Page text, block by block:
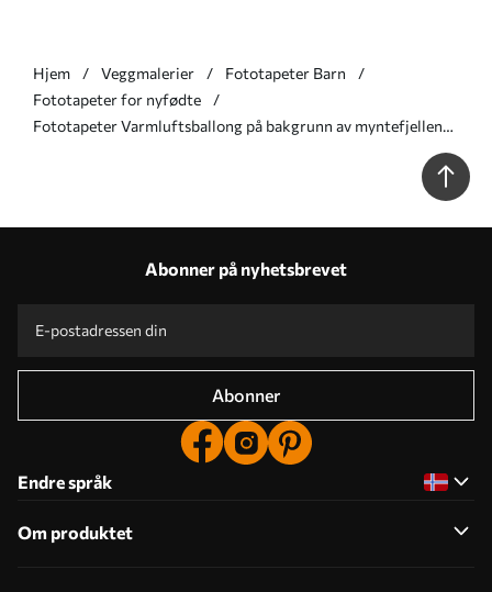
Hjem Veggmalerier
Fototapeter Barn
Fototapeter for nyfødte
Fototapeter Varmluftsballong på bakgrunn av myntefjellene
Abonner på nyhetsbrevet
Abonner
Endre språk
Om produktet